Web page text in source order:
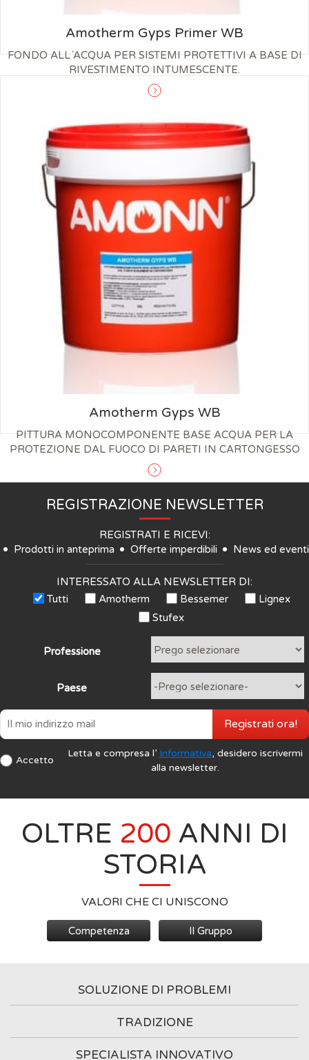
Amotherm Gyps Primer WB
FONDO ALL´ACQUA PER SISTEMI PROTETTIVI A BASE DI
RIVESTIMENTO INTUMESCENTE.
Amotherm Gyps WB
PITTURA MONOCOMPONENTE BASE ACQUA PER LA
PROTEZIONE DAL FUOCO DI PARETI IN CARTONGESSO
REGISTRAZIONE NEWSLETTER
REGISTRATI E RICEVI:
Prodotti in anteprima
Offerte imperdibili News ed eventi
INTERESSATO ALLA NEWSLETTER DI:
Tutti
Amotherm Bessemer
Lignex
Stufex
Professione
Paese
Accetto
Letta e compresa l’ Informativa, desidero iscrivermi
alla newsletter.
Registrati ora!
OLTRE 200 ANNI DI
STORIA
VALORI CHE CI UNISCONO
Competenza Il Gruppo
SOLUZIONE DI PROBLEMI
TRADIZIONE
SPECIALISTA INNOVATIVO